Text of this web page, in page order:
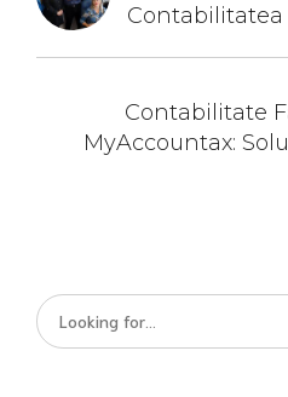
Contabilitate
MyAccountax: